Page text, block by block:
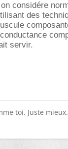
considére
des
servir.
toi. Juste mieux.